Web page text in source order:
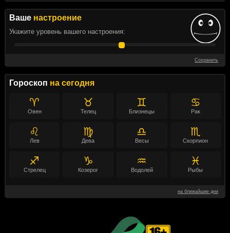
Ваше настроение
Укажите уровень вашего настроения:
Сохранить
Гороскоп на сегодня
♈
Овен
♉
Телец
♊
Близнецы
♋
Рак
♌
Лев
♍
Дева
♎
Весы
♏
Скорпион
♐
Стрелец
♑
Козерог
♒
Водолей
♓
Рыбы
на ближайшие дни